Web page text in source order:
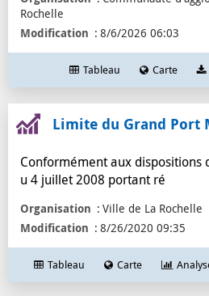
effectifs_salaries 1
communes 1
commerce 1
Rochelle
Modification
8/6/2026 06:03
Tableau Carte
Limite du Grand Port
Conformément aux dispositions
u 4 juillet 2008 portant ré
Organisation
Ville de La Rochelle
Modification
8/26/2020 09:35
Tableau Carte